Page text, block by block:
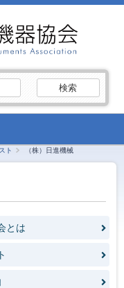
索:
ト （株）日進機械
とは